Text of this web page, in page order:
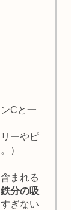
Cと一
ーやピ
）
まれる
鉄分の吸
ぎない